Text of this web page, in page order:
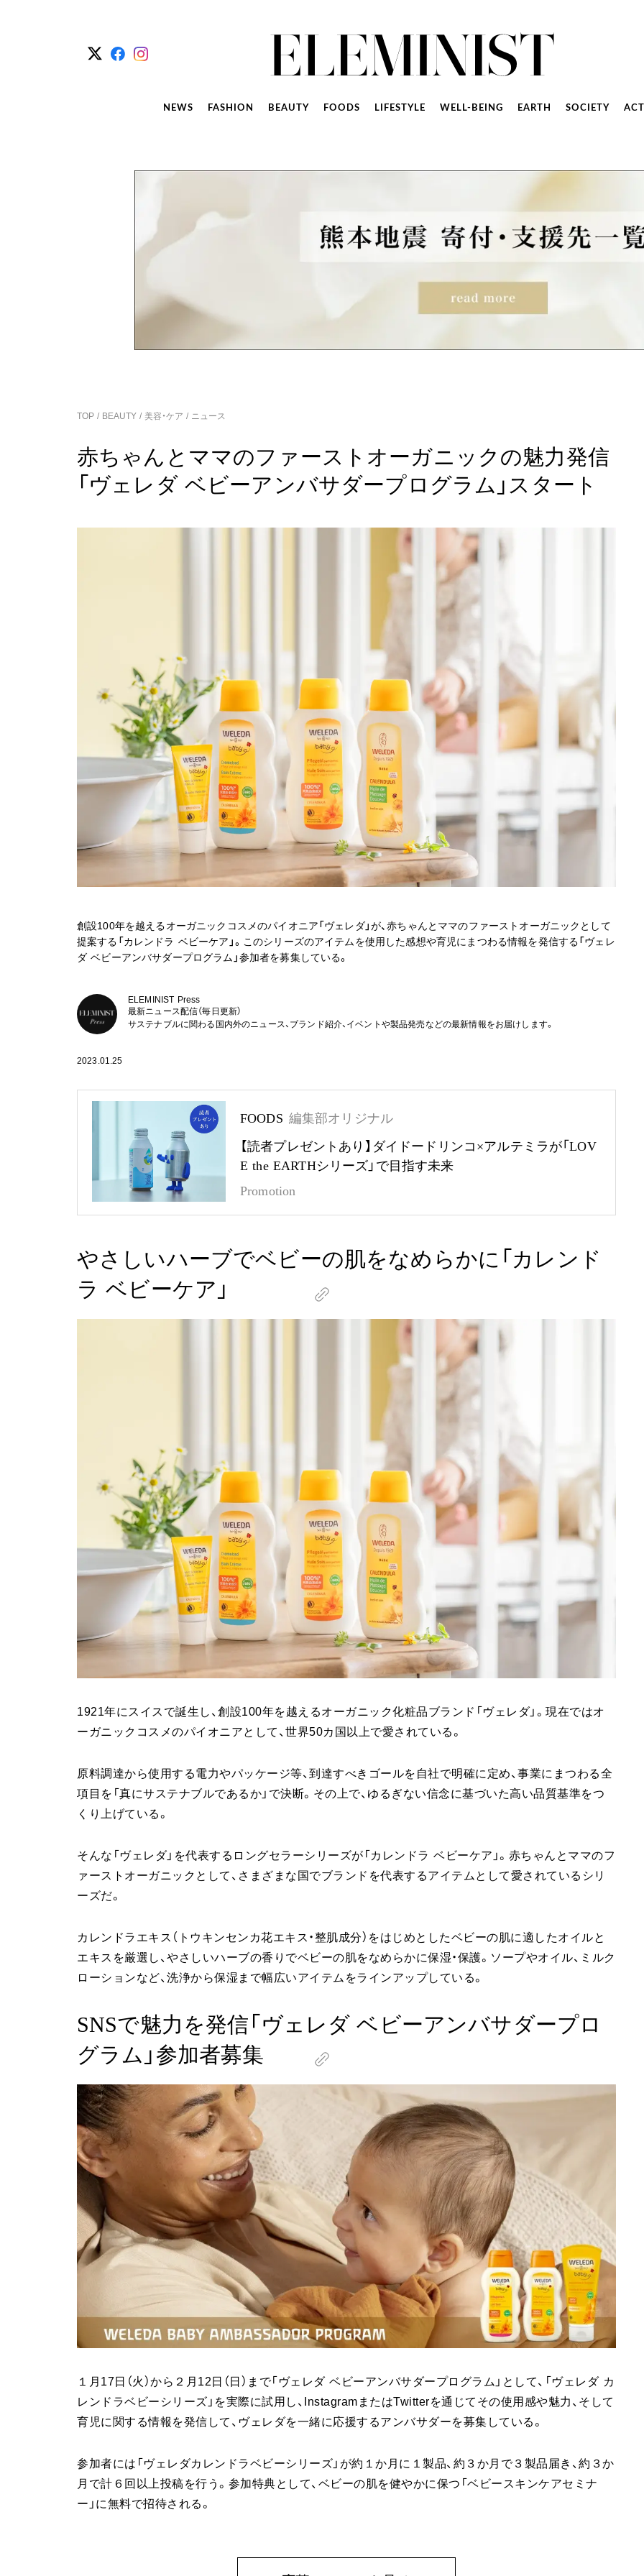
NEWS FASHION BEAUTY FOODS LIFESTYLE WELL-BEING EARTH SOCIETY
TOP BEAUTY 美容・ケア ニュース
赤ちゃんとママのファーストオーガニックの魅力発信
「ヴェレダ ベビーアンバサダープログラム」スタート
創設100年を越えるオーガニックコスメのパイオニア「ヴェレダ」が、赤ちゃんとママのファーストオーガニックとして
提案する「カレンドラ ベビーケア」。このシリーズのアイテムを使用した感想や育児にまつわる情報を発信する「ヴェレ
ダ ベビーアンバサダープログラム」参加者を募集している。
ELEMINIST Press
最新ニュース配信（毎日更新）
サステナブルに関わる国内外のニュース、ブランド紹介、イベントや製品発売などの最新情報をお届けします。
2023.01.25
FOODS 編集部オリジナル
【読者プレゼントあり】ダイドードリンコ×アルテミラが「LOV
E the EARTHシリーズ」で目指す未来
Promotion
やさしいハーブでベビーの肌をなめらかに「カレンド
ラ ベビーケア」
1921年にスイスで誕生し、創設100年を越えるオーガニック化粧品ブランド「ヴェレダ」。現在ではオ
ーガニックコスメのパイオニアとして、世界50カ国以上で愛されている。
原料調達から使用する電力やパッケージ等、到達すべきゴールを自社で明確に定め、事業にまつわる全
項目を「真にサステナブルであるか」で決断。その上で、ゆるぎない信念に基づいた高い品質基準をつ
くり上げている。
そんな「ヴェレダ」を代表するロングセラーシリーズが「カレンドラ ベビーケア」。赤ちゃんとママのフ
ァーストオーガニックとして、さまざまな国でブランドを代表するアイテムとして愛されているシリ
ーズだ。
カレンドラエキス（トウキンセンカ花エキス・整肌成分）をはじめとしたベビーの肌に適したオイルと
エキスを厳選し、やさしいハーブの香りでベビーの肌をなめらかに保湿・保護。ソープやオイル、ミルク
ローションなど、洗浄から保湿まで幅広いアイテムをラインアップしている。
SNSで魅力を発信「ヴェレダ ベビーアンバサダープロ
グラム」参加者募集
１月17日（火）から２月12日（日）まで「ヴェレダ ベビーアンバサダープログラム」として、「ヴェレダ カ
レンドラベビーシリーズ」を実際に試用し、InstagramまたはTwitterを通じてその使用感や魅力、そして
育児に関する情報を発信して、ヴェレダを一緒に応援するアンバサダーを募集している。
参加者には「ヴェレダカレンドラベビーシリーズ」が約１か月に１製品、約３か月で３製品届き、約３か
月で計６回以上投稿を行う。参加特典として、ベビーの肌を健やかに保つ「ベビースキンケアセミナ
ー」に無料で招待される。